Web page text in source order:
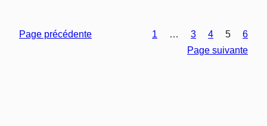
Page précédente 1 … 3 4 5
6
Page suivante